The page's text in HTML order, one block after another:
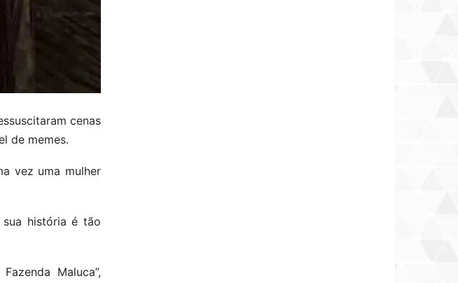
cenas
de memes.
vez uma mulher
história é tão
Maluca”,